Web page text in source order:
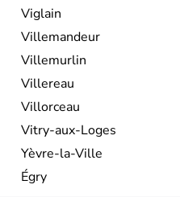
Viglain
Villemandeur
Villemurlin
Villereau
Villorceau
Vitry-aux-Loges
Yèvre-la-Ville
Égry